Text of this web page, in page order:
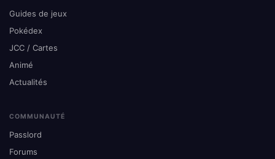
Guides de jeux
Pokédex
JCC / Cartes
Animé
Actualités
COMMUNAUTÉ
Passlord
Forums